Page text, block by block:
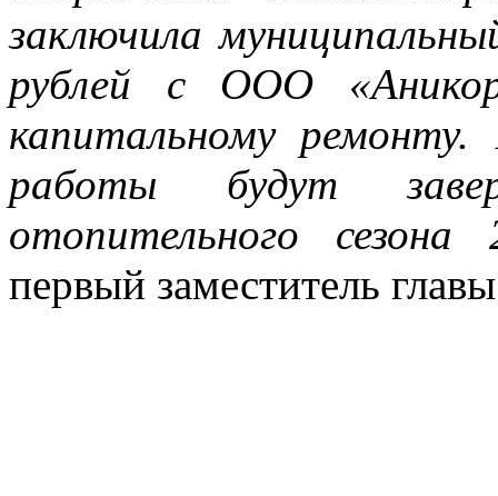
заключила
рублей с ООО
капитальному
работы будут
отопительного сезона
первый заместитель